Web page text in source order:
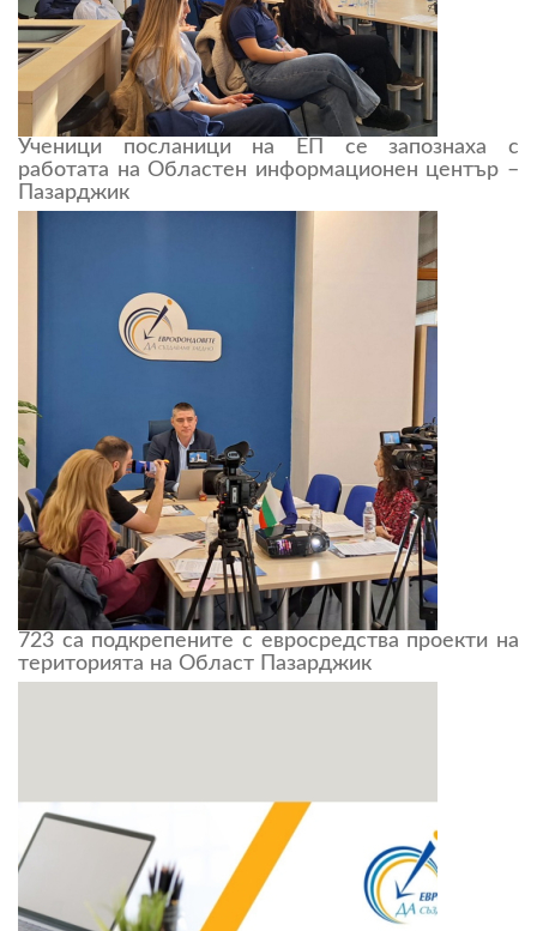
Ученици посланици на ЕП се запознаха с
работата на Областен информационен център –
Пазарджик
723 са подкрепените с евросредства проекти на
територията на Област Пазарджик